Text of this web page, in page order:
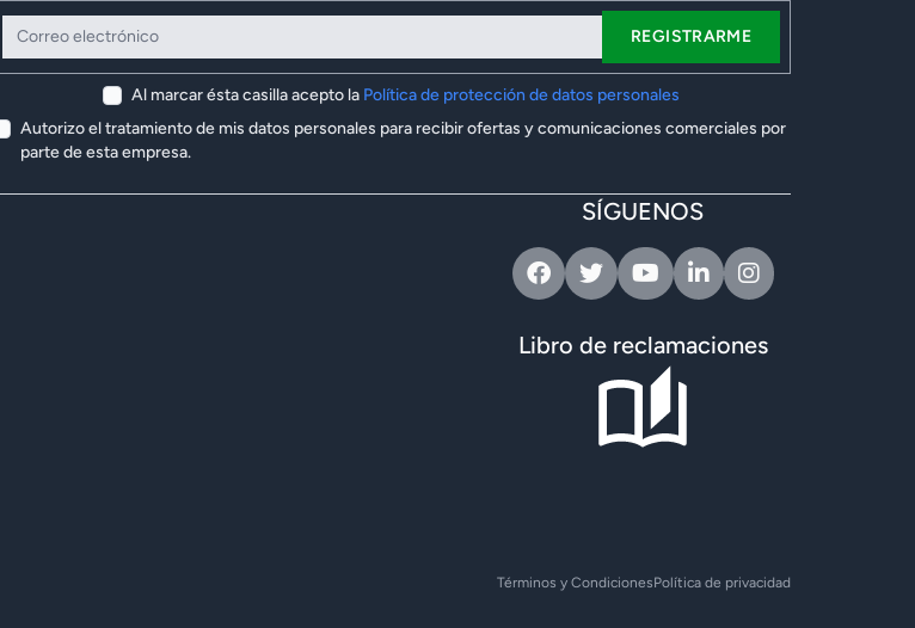
Correo electrónico
REGISTRARME
Al marcar ésta casilla acepto la Política de protección de datos personales
Autorizo el tratamiento de mis datos personales para recibir ofertas y comunicaciones comerciales por
parte de esta empresa.
SÍGUENOS
FacebookTwitterYoutubeLinkedinInstagram
Libro de reclamaciones
Términos y CondicionesPolítica de privacidad